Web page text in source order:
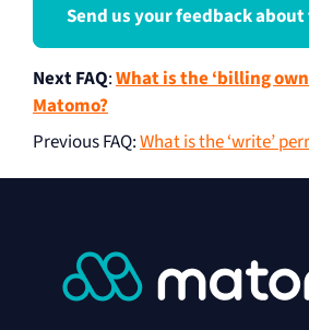
Send us your feedback
Next FAQ:What is the ‘billing
Matomo?
Previous FAQ:What is the ‘write’